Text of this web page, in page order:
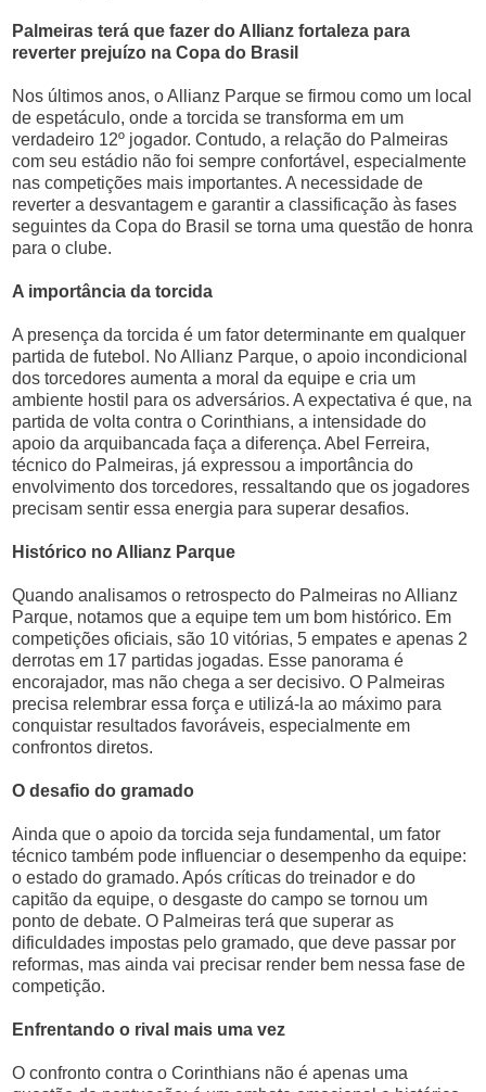
Palmeiras terá que fazer do Allianz fortaleza para
reverter prejuízo na Copa do Brasil
Nos últimos anos, o Allianz Parque se firmou como um local
de espetáculo, onde a torcida se transforma em um
verdadeiro 12º jogador. Contudo, a relação do Palmeiras
com seu estádio não foi sempre confortável, especialmente
nas competições mais importantes. A necessidade de
reverter a desvantagem e garantir a classificação às fases
seguintes da Copa do Brasil se torna uma questão de honra
para o clube.
A importância da torcida
A presença da torcida é um fator determinante em qualquer
partida de futebol. No Allianz Parque, o apoio incondicional
dos torcedores aumenta a moral da equipe e cria um
ambiente hostil para os adversários. A expectativa é que, na
partida de volta contra o Corinthians, a intensidade do
apoio da arquibancada faça a diferença. Abel Ferreira,
técnico do Palmeiras, já expressou a importância do
envolvimento dos torcedores, ressaltando que os jogadores
precisam sentir essa energia para superar desafios.
Histórico no Allianz Parque
Quando analisamos o retrospecto do Palmeiras no Allianz
Parque, notamos que a equipe tem um bom histórico. Em
competições oficiais, são 10 vitórias, 5 empates e apenas 2
derrotas em 17 partidas jogadas. Esse panorama é
encorajador, mas não chega a ser decisivo. O Palmeiras
precisa relembrar essa força e utilizá-la ao máximo para
conquistar resultados favoráveis, especialmente em
confrontos diretos.
O desafio do gramado
Ainda que o apoio da torcida seja fundamental, um fator
técnico também pode influenciar o desempenho da equipe:
o estado do gramado. Após críticas do treinador e do
capitão da equipe, o desgaste do campo se tornou um
ponto de debate. O Palmeiras terá que superar as
dificuldades impostas pelo gramado, que deve passar por
reformas, mas ainda vai precisar render bem nessa fase de
competição.
Enfrentando o rival mais uma vez
O confronto contra o Corinthians não é apenas uma